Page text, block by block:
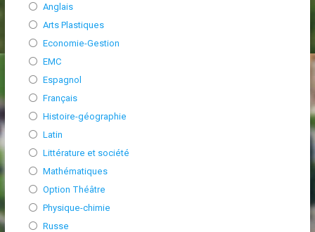
Anglais
Arts Plastiques
Economie-Gestion
EMC
Espagnol
Français
Histoire-géographie
Latin
Littérature et société
Mathématiques
Option Théâtre
Physique-chimie
Russe